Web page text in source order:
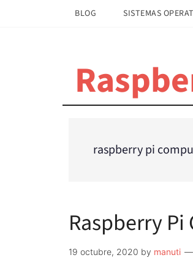
BLOG SISTEMAS
raspberry pi
Raspberry
19 octubre, 2020 by manuti